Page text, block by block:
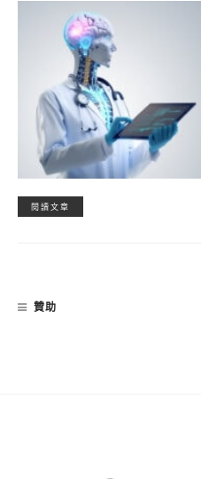
閱讀文章
贊助